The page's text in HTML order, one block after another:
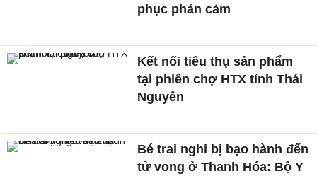
phục phản cảm
Kết nối tiêu thụ sản phẩm
tại phiên chợ HTX tỉnh Thái
Nguyên
Bé trai nghi bị bạo hành đến
tử vong ở Thanh Hóa: Bộ Y